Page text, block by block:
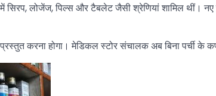
लोजेंज, पिल्स और टैबलेट जैसी श्रेणियां शामिल थीं। नए
करना होगा। मेडिकल स्टोर संचालक अब बिना पर्ची